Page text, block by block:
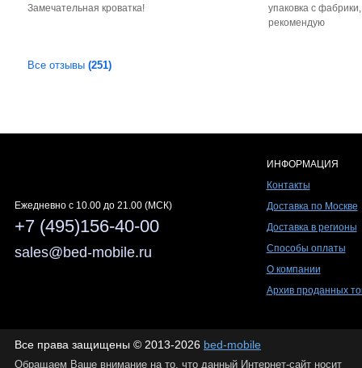
Замечательная кроватка!
упаковка с
рекомендую
Все отзывы (251)
Ежедневно c 10.00 до 21.00 (МСК)
+7 (495)156-40-00
sales@bed-mobile.ru
ИНФОРМАЦИЯ
Контакты
Доставка по Москве
Доставка в регионы
Способы оплаты
О компании
Архив проданных
Все права защищены © 2013-2026 bed-mobile
Обращаем Ваше внимание на то, что данный Интернет-сайт носит